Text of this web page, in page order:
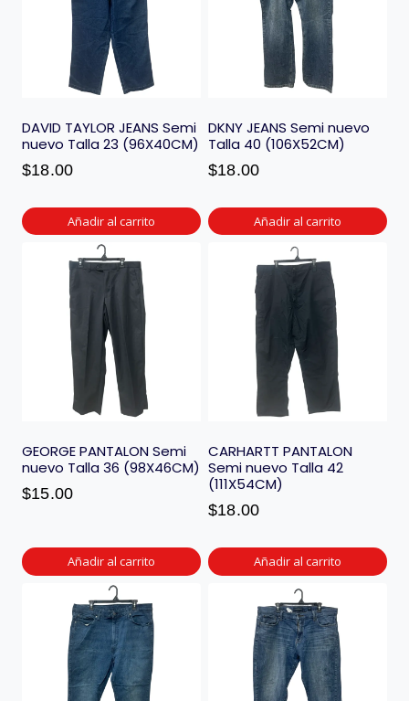
DAVID TAYLOR JEANS Semi
nuevo Talla 23 (96X40CM)
$18.00
Añadir al carrito
DKNY JEANS Semi nuevo
Talla 40 (106X52CM)
$18.00
Añadir al carrito
GEORGE PANTALON Semi
nuevo Talla 36 (98X46CM)
$15.00
Añadir al carrito
CARHARTT PANTALON
Semi nuevo Talla 42
(111X54CM)
$18.00
Añadir al carrito